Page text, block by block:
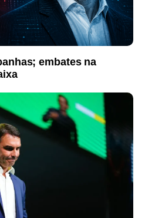
embates na